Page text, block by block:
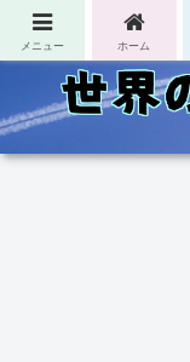
コンテンツへスキップ
メニュー ホーム